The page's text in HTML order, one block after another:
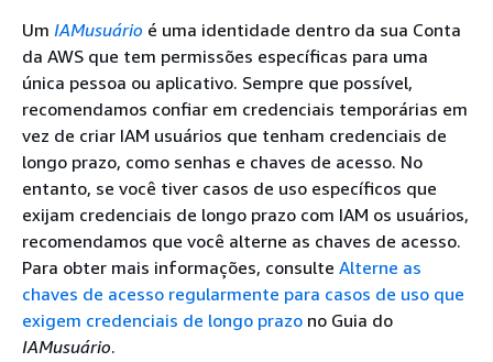
Um IAMusuário é uma identidade dentro da sua Conta
da AWS que tem permissões específicas para uma
única pessoa ou aplicativo. Sempre que possível,
recomendamos confiar em credenciais temporárias em
vez de criar IAM usuários que tenham credenciais de
longo prazo, como senhas e chaves de acesso. No
entanto, se você tiver casos de uso específicos que
exijam credenciais de longo prazo com IAM os usuários,
recomendamos que você alterne as chaves de acesso.
Para obter mais informações, consulte Alterne as
chaves de acesso regularmente para casos de uso que
exigem credenciais de longo prazo no Guia do
IAMusuário.